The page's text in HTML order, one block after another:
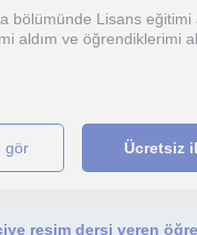
bölümünde Lisans eğitimi
aldım ve öğrendiklerimi
gör Ücretsiz
resim dersi veren